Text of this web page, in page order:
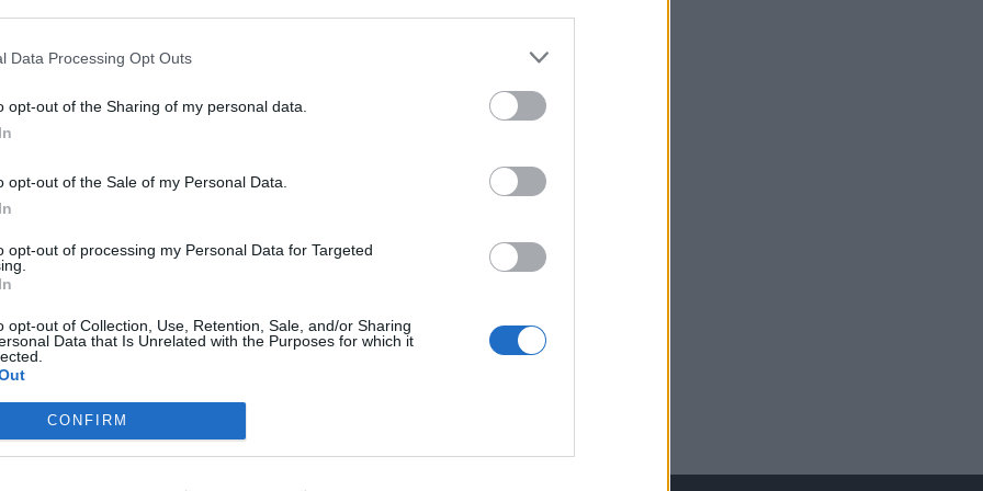
Data Processing Opt Outs
opt-out of the Sharing of my personal data.
opt-out of the Sale of my Personal Data.
opt-out of processing my Personal Data for Targeted
opt-out of Collection, Use, Retention, Sale, and/or Sharing
Data that Is Unrelated with the Purposes for which it
CONFIRM
cikkarchívum
elmúlt 2 év napon belüli
VAGY?